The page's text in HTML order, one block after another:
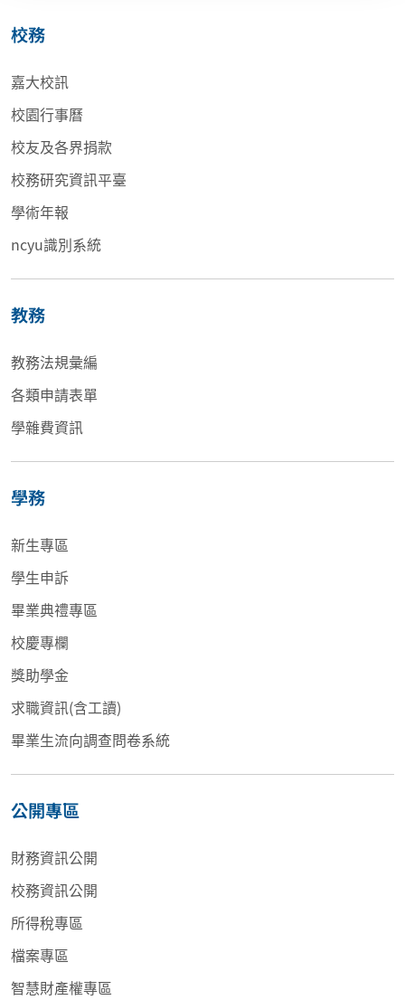
校務
嘉大校訊
校園行事曆
校友及各界捐款
校務研究資訊平臺
學術年報
ncyu識別系統
教務
教務法規彙編
各類申請表單
學雜費資訊
學務
新生專區
學生申訴
畢業典禮專區
校慶專欄
獎助學金
求職資訊(含工讀)
畢業生流向調查問卷系統
公開專區
財務資訊公開
校務資訊公開
所得稅專區
檔案專區
智慧財產權專區